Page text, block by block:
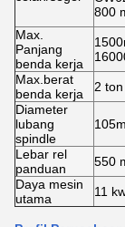
800
Max.
Panjang
benda kerja
Max.berat
benda kerja
2 ton
Diameter
lubang
spindle
Lebar rel
panduan
550
Daya mesin
utama
11